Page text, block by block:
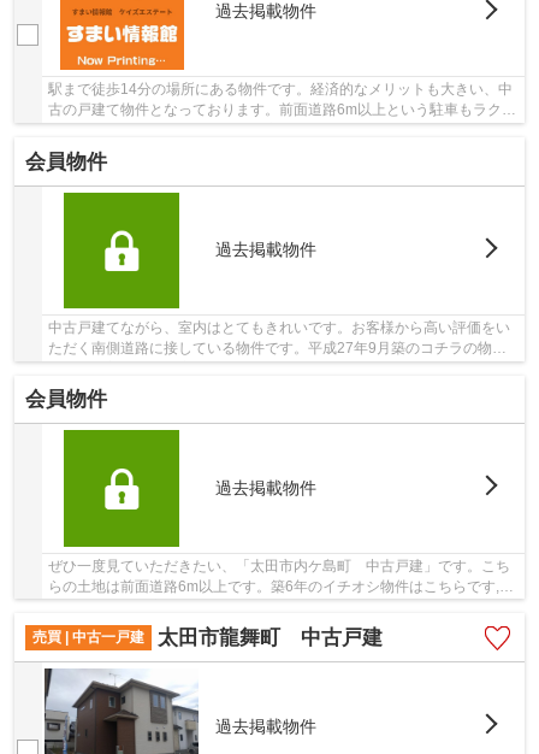
過去掲載物件
駅まで徒歩14分の場所にある物件です。経済的なメリットも大きい、中
古の戸建て物件となっております。前面道路6m以上という駐車もラクラ
会員物件
過去掲載物件
中古戸建てながら、室内はとてもきれいです。お客様から高い評価をい
ただく南側道路に接している物件です。平成27年9月築のコチラの物件
は、落ち着きのある室内が魅力的です。すまい情...
会員物件
過去掲載物件
ぜひ一度見ていただきたい、「太田市内ケ島町 中古戸建」です。こち
らの土地は前面道路6m以上です。築6年のイチオシ物件はこちらです,。
売買 | 中古一戸建
太田市龍舞町 中古戸建
過去掲載物件